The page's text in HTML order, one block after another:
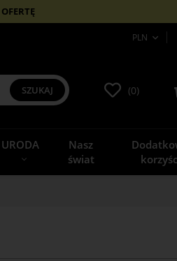
PLN
SZUKAJ (0)
URODA
Nasz
świat